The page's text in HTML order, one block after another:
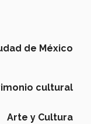
de México
cultural
Arte y Cultura